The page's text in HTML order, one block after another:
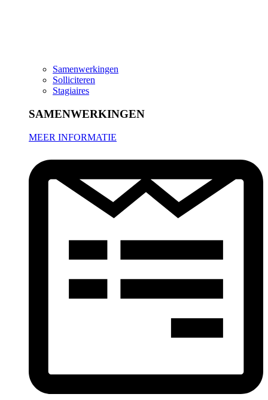
Samenwerkingen
Solliciteren
Stagiaires
SAMENWERKINGEN
MEER INFORMATIE